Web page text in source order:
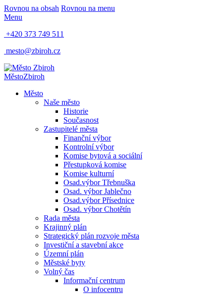
Rovnou na obsah Rovnou na menu
Menu
+420 373 749 511
mesto@zbiroh.cz
MěstoZbiroh
Město
Naše město
Historie
Současnost
Zastupitelé města
Finanční výbor
Kontrolní výbor
Komise bytová a sociální
Přestupková komise
Komise kulturní
Osad.výbor Třebnuška
Osad. výbor Jablečno
Osad.výbor Přísednice
Osad. výbor Chotětín
Rada města
Krajinný plán
Strategický plán rozvoje města
Investiční a stavební akce
Územní plán
Městské byty
Volný čas
Informační centrum
O infocentru